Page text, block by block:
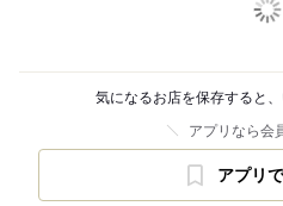
気になるお店を保存すると
アプリなら会
アプリ